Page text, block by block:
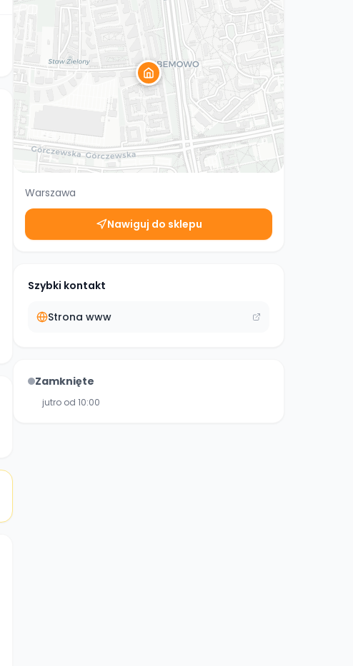
Warszawa
Nawiguj do sklepu
Szybki kontakt
Strona www
Zamknięte
jutro od 10:00